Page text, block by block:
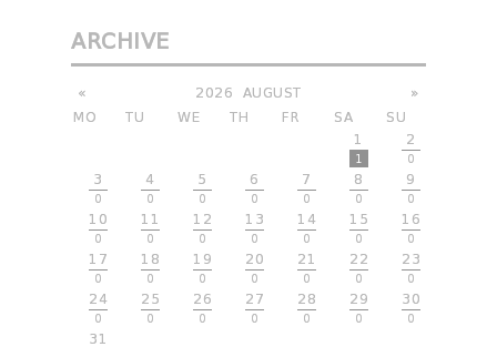
ARCHIVE
« »
2026
AUGUST
MO
TU WE TH FR SA
SU
1
1
2
0
3
0
4
0
5
0
6
0
7
0
8
0
9
0
10
0
11
0
12
0
13
0
14
0
15
0
16
0
17
0
18
0
19
0
20
0
21
0
22
0
23
0
24
0
25
0
26
0
27
0
28
0
29
0
30
0
31